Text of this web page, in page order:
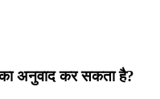
अनुवाद कर सकता है?